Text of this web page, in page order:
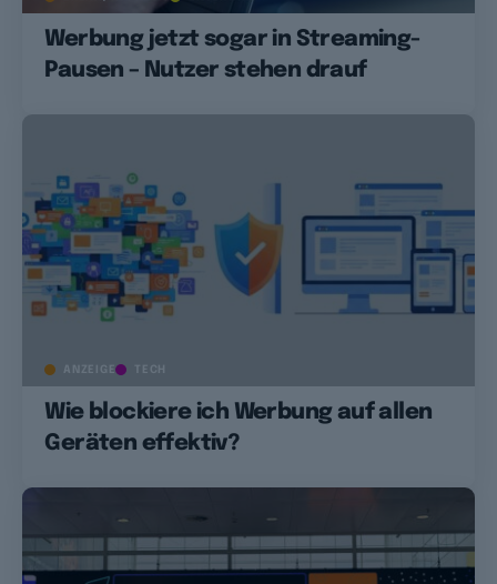
Werbung jetzt sogar in Streaming-
Pausen – Nutzer stehen drauf
ANZEIGE TECH
Wie blockiere ich Werbung auf allen
Geräten effektiv?